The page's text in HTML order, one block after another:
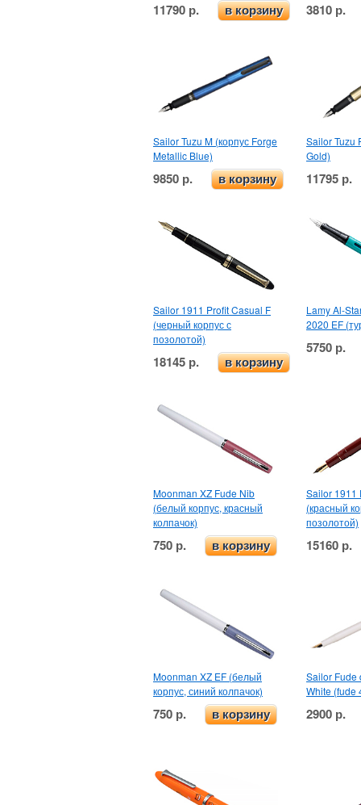
11790 р. в корзину 3810 р.
Sailor Tuzu M (корпус Forge
Metallic Blue)
9850 р. в корзину
Sailor Tuzu
Gold)
11795 р.
Sailor 1911 Profit Casual F
(черный корпус с
позолотой)
18145 р. в корзину
Lamy Al-
2020 EF
5750 р.
Moonman XZ Fude Nib
(белый корпус, красный
колпачок)
750 р. в корзину
Sailor 1911
(красный
позолотой)
15160 р.
Moonman XZ EF (белый
корпус, синий колпачок)
750 р. в корзину
Sailor Fude
White (fude
2900 р.